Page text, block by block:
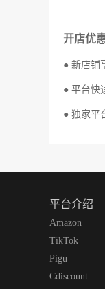
开店优
● 新店铺
● 平台快
● 独家平
平台介绍
Amazon
TikTok
Pigu
Cdiscount